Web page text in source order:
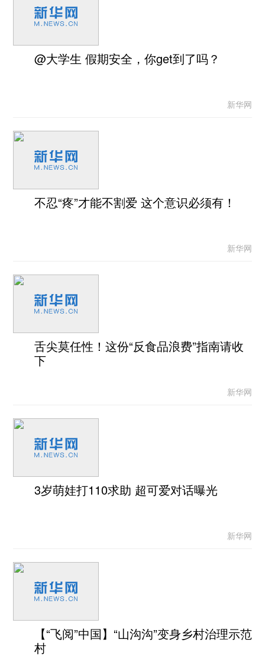
@大学生 假期安全，你get到了吗？
新华网
不忍“疼”才能不割爱 这个意识必须有！
新华网
舌尖莫任性！这份“反食品浪费”指南请收
下
新华网
3岁萌娃打110求助 超可爱对话曝光
新华网
【“飞阅”中国】“山沟沟”变身乡村治理示范
村